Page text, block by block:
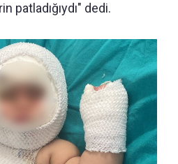
patladığıydı" dedi.